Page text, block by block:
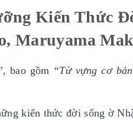
Kiến Thức
Maruyama
, bao gồm “Từ vựng cơ
kiến thức đời sống ờ